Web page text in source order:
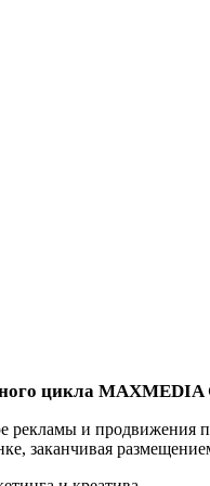
цикла MAXMEDIA
рекламы и продвижения
заканчивая